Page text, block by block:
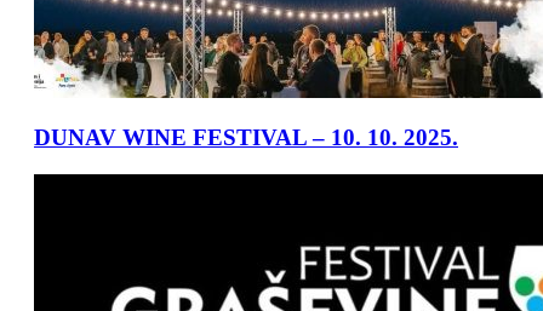
DUNAV WINE FESTIVAL – 10. 10. 2025.